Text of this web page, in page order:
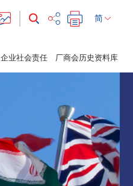
简
企业社会责任 厂商会历史资料库